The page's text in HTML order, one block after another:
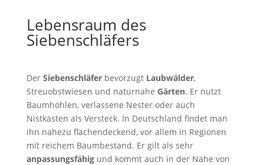
Lebensraum des
Siebenschläfers
Der Siebenschläferbevorzugt Laubwälder,
Streuobstwiesen und naturnahe Gärten. Er nutzt
Baumhöhlen, verlassene Nester oder auch
Nistkästen als Versteck. In Deutschland findet man
ihn nahezu flächendeckend, vor allem in Regionen
mit reichem Baumbestand. Er gilt als sehr
anpassungsfähigund kommt auch in der Nähe von